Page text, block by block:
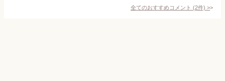
全てのおすすめコメント (2件) >